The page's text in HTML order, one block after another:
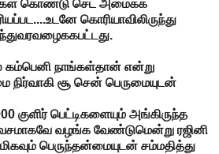
கொண்டு செட் அமைக்க
கொரியாவிலிருந்து
கம்பெனி நாங்கள்தான் என்று
சூ சென் பெருமையுடன்
குளிர் பெட்டிகளையும் அங்கிருந்த
வழங்க வேண்டுமென்று ரஜினி
மிகவும் பெருந்தன்மையுடன் சம்மதித்து